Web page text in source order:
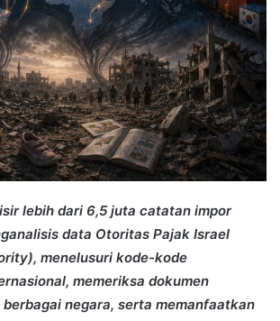
lebih dari 6,5 juta catatan impor
data Otoritas Pajak Israel
menelusuri kode-kode
memeriksa dokumen
negara, serta memanfaatkan